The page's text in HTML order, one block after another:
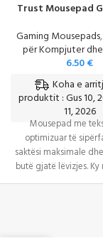
Trust Mousepad
Gaming Mousepads,
për Kompjuter
6.50€
Koha e
produktit : Gus 10,
11, 2026
Mousepad me
optimizuar të
saktësi maksimale
butë gjatë lëvizjes.
është i